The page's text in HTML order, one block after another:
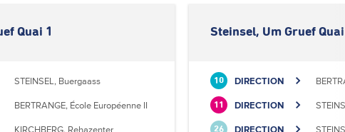
Quai 1
STEINSEL, Buergaass
BERTRANGE, École Européenne II
KIRCHBERG, Rehazenter
Steinsel, Um Gruef
10 DIRECTION
11 DIRECTION
26 DIRECTION